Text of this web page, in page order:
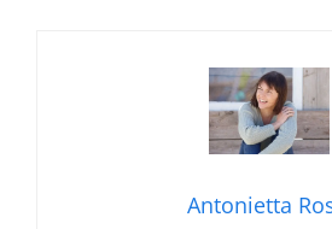
Antonietta
t
a
t
r
c